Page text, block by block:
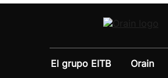
El grupo EITB
Orain